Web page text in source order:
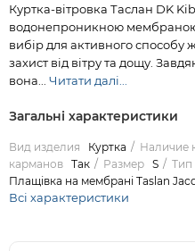
Куртка-вітровка Таслан DK
водонепроникною
вибір для активного способу
захист від вітру та дощу.
вона... Читати далі...
Загальні характеристики
Вид изделия Куртка Наличие
карманов Так Размер S Тип
Плащівка на мембрані Taslan
Всі характеристики